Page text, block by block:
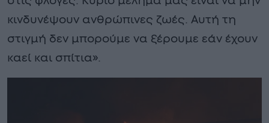
κινδυνέψουν ανθρώπινες ζωές. Αυτή τη
στιγμή δεν μπορούμε να ξέρουμε εάν έχουν
καεί και σπίτια».